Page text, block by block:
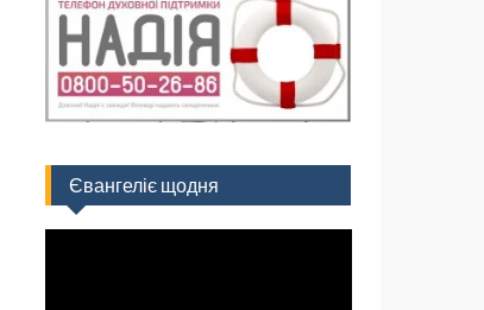
Євангеліє щодня